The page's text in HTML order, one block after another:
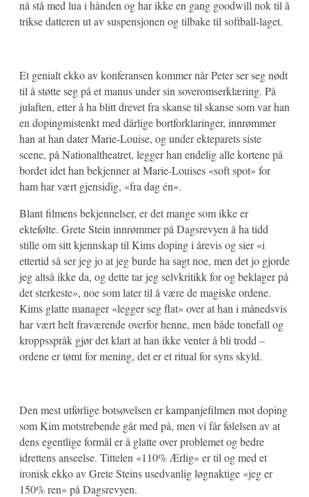
nå stå med lua i hånden og har ikke en gang goodwill nok til å
trikse datteren ut av suspensjonen og tilbake til softball-laget.
Et genialt ekko av konferansen kommer når Peter ser seg nødt
til å støtte seg på et manus under sin soveromserklæring. På
julaften, etter å ha blitt drevet fra skanse til skanse som var han
en dopingmistenkt med dårlige bortforklaringer, innrømmer
han at han dater Marie-Louise, og under ekteparets siste
scene, på Nationaltheatret, legger han endelig alle kortene på
bordet idet han bekjenner at Marie-Louises «soft spot» for
ham har vært gjensidig, «fra dag én».
Blant filmens bekjennelser, er det mange som ikke er
ektefølte. Grete Stein innrømmer på Dagsrevyen å ha tidd
stille om sitt kjennskap til Kims doping i årevis og sier «i
ettertid så ser jeg jo at jeg burde ha sagt noe, men det jo gjorde
jeg altså ikke da, og dette tar jeg selvkritikk for og beklager på
det sterkeste», noe som later til å være de magiske ordene.
Kims glatte manager «legger seg flat» over at han i månedsvis
har vært helt fraværende overfor henne, men både tonefall og
kroppsspråk gjør det klart at han ikke venter å bli trodd –
ordene er tømt for mening, det er et ritual for syns skyld.
Den mest utførlige botsøvelsen er kampanjefilmen mot doping
som Kim motstrebende går med på, men vi får følelsen av at
dens egentlige formål er å glatte over problemet og bedre
idrettens anseelse. Tittelen «110% Ærlig» er til og med et
ironisk ekko av Grete Steins usedvanlig løgnaktige «jeg er
150% ren» på Dagsrevyen.